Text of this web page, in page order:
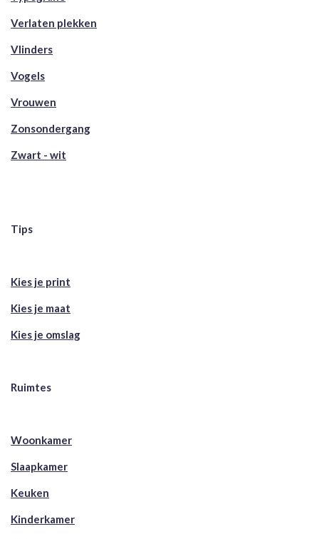
Verlaten plekken
Vlinders
Vogels
Vrouwen
Zonsondergang
Zwart - wit
Tips
Kies je print
Kies je maat
Kies je omslag
Ruimtes
Woonkamer
Slaapkamer
Keuken
Kinderkamer